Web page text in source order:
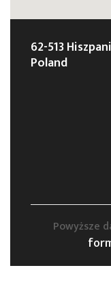
62-513
Poland
Powyższe